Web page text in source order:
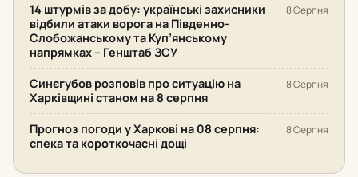
14 штурмів за добу: українські захисники
відбили атаки ворога на Південно-
Слобожанському та Куп’янському
напрямках – Генштаб ЗСУ
8 Серпня
Синєгубов розповів про ситуацію на
Харківщині станом на 8 серпня
8 Серпня
Прогноз погоди у Харкові на 08 серпня:
спека та короткочасні дощі
8 Серпня